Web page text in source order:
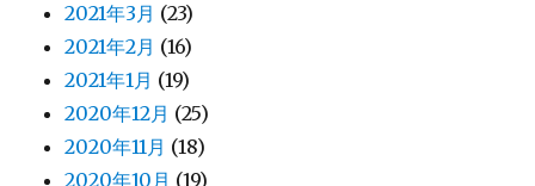
2021年3月 (23)
2021年2月 (16)
2021年1月 (19)
2020年12月 (25)
2020年11月 (18)
2020年10月 (19)